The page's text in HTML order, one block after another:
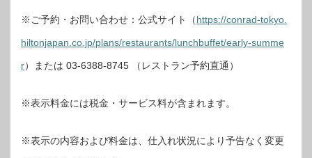
※ご予約・お問い合わせ：公式サイト（https://conrad-tokyo.
hiltonjapan.co.jp/plans/restaurants/lunchbuffet/early-summe
r）または 03-6388-8745 （レストラン予約直通）
※表示料金には税金・サービス料が含まれます。
※表示の内容および料金は、仕入れ状況により予告なく変更